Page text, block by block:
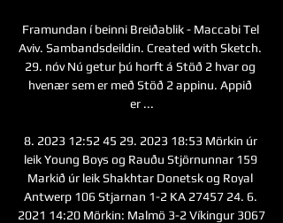
Framundan í beinni Breiðablik - Maccabi Tel
Aviv. Sambandsdeildin. Created with Sketch.
29. nóv Nú getur þú horft á Stöð 2 hvar og
hvenær sem er með Stöð 2 appinu. Appið
er ...
8. 2023 12:52 45 29. 2023 18:53 Mörkin úr
leik Young Boys og Rauðu Stjörnunnar 159
Markið úr leik Shakhtar Donetsk og Royal
Antwerp 106 Stjarnan 1-2 KA 27457 24. 6.
2021 14:20 Mörkin: Malmö 3-2 Víkingur 3067